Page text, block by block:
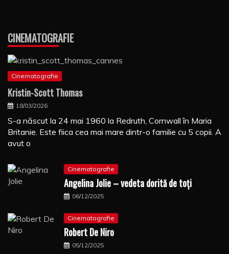
CINEMATOGRAFIE
Cinematografie
Kristin-Scott Thomas
18/03/2026
S-a născut la 24 mai 1960 la Redruth, Cornwall în Maria
Britanie. Este fiica cea mai mare dintr-o familie cu 5 copii. A
avut o
Cinematografie
Angelina Jolie – vedeta dorită de toți
06/12/2025
Cinematografie
Robert De Niro
05/12/2025